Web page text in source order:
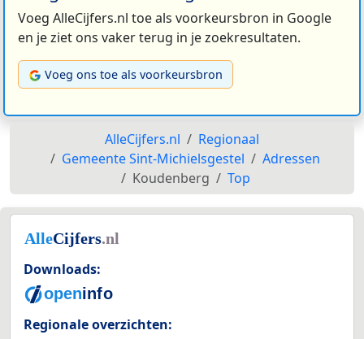
Voeg AlleCijfers.nl toe als voorkeursbron in Google
en je ziet ons vaker terug in je zoekresultaten.
Voeg ons toe als voorkeursbron
AlleCijfers.nl
Regionaal
Gemeente Sint-Michielsgestel
Adressen
Koudenberg
Top
Downloads:
Regionale overzichten: